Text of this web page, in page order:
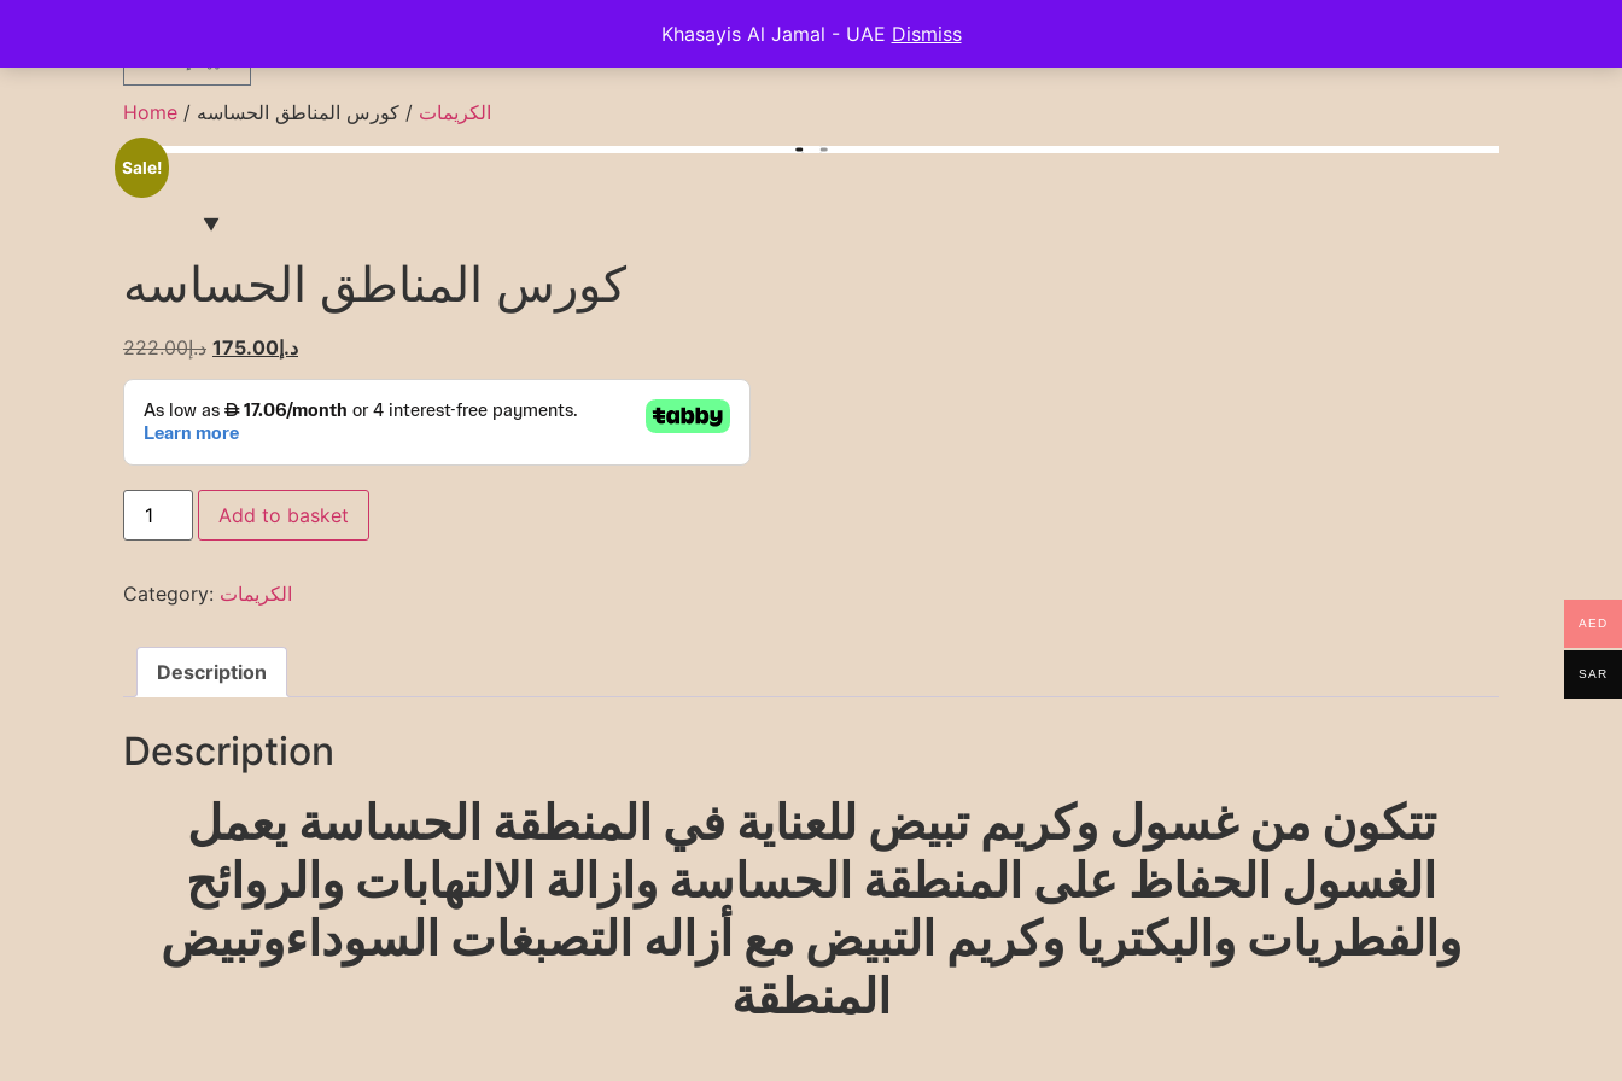
Khasayis Al Jamal - UAE Dismiss
Home / الكريمات / كورس المناطق الحساسه
Sale!
كورس المناطق الحساسه
د.إ222.00 د.إ175.00
Add to basket
Category: الكريمات
Description
Description
تتكون من غسول وكريم تبيض للعناية في المنطقة الحساسة يعمل
الغسول الحفاظ على المنطقة الحساسة وازالة الالتهابات والروائح
والفطريات والبكتريا وكريم التبيض مع أزاله التصبغات السوداءوتبيض
المنطقة
AED
SAR